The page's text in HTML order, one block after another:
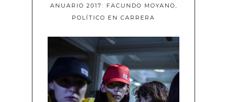
ANUARIO 2017: FACUNDO MOYANO,
POLÍTICO EN CARRERA